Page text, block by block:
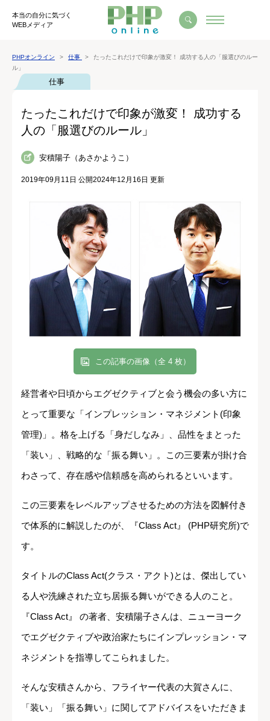
本当の自分に気づく
WEBメディア
PHPオンライン 仕事
たったこれだけで印象が激変！ 成功する人の「服選びのルー
ル」
仕事
たったこれだけで印象が激変！ 成功する
人の「服選びのルール」
安積陽子（あさかようこ）
2019年09月11日 公開2024年12月16日 更新
この記事の画像（全 4 枚）
経営者や日頃からエグゼクティブと会う機会の多い方に
とって重要な「インプレッション・マネジメント(印象
管理)」。格を上げる「身だしなみ」、品性をまとった
「装い」、戦略的な「振る舞い」。この三要素が掛け合
わさって、存在感や信頼感を高められるといいます。
この三要素をレベルアップさせるための方法を図解付き
で体系的に解説したのが、『Class Act』 (PHP研究所)で
す。
タイトルのClass Act(クラス・アクト)とは、傑出してい
る人や洗練された立ち居振る舞いができる人のこと。
『Class Act』 の著者、安積陽子さんは、ニューヨーク
でエグゼクティブや政治家たちにインプレッション・マ
ネジメントを指導してこられました。
そんな安積さんから、フライヤー代表の大賀さんに、
「装い」「振る舞い」に関してアドバイスをいただきま